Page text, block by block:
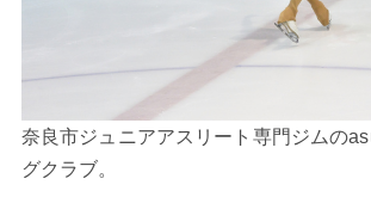
奈良市ジュニアアスリート専門ジムの
グクラブ。